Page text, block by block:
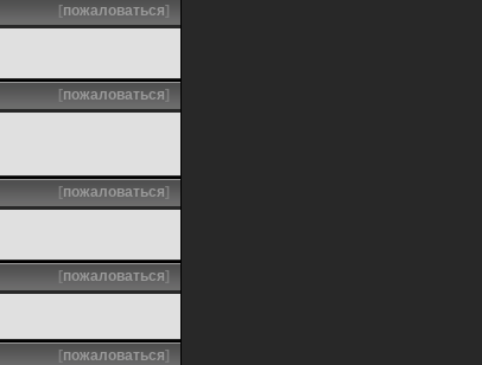
[пожаловаться]
[пожаловаться]
[пожаловаться]
[пожаловаться]
[пожаловаться]